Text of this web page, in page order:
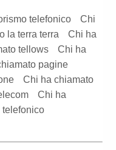
telefonico
Chi
la terra terra
Chi ha
tellows
Chi ha
pagine
Chi ha chiamato
Chi ha
telefonico